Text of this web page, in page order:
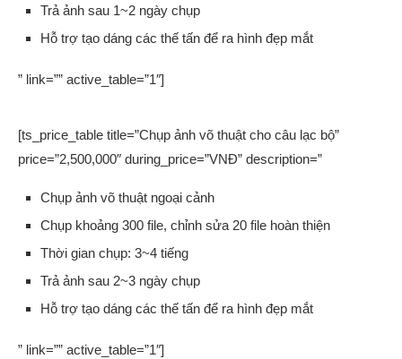
Trả ảnh sau 1~2 ngày chụp
Hỗ trợ tạo dáng các thế tấn để ra hình đẹp mắt
” link=”” active_table=”1″]
[ts_price_table title=”Chụp ảnh võ thuật cho câu lạc bộ”
price=”2,500,000″ during_price=”VNĐ” description=”
Chụp ảnh võ thuật ngoại cảnh
Chụp khoảng 300 file, chỉnh sửa 20 file hoàn thiện
Thời gian chụp: 3~4 tiếng
Trả ảnh sau 2~3 ngày chụp
Hỗ trợ tạo dáng các thế tấn để ra hình đẹp mắt
” link=”” active_table=”1″]